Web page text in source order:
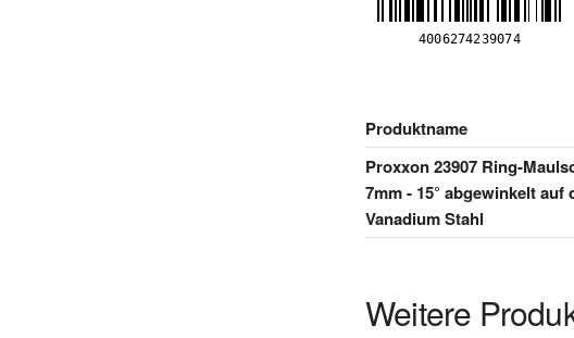
Produktname
Proxxon 23907 Ring-
7mm - 15° abgewinkelt
Vanadium Stahl
Weitere